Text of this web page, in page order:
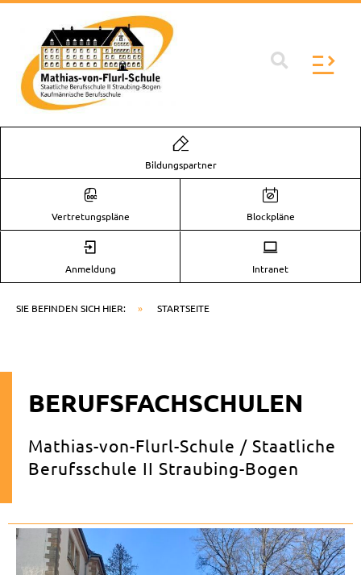
Zum
springen
Bildungspartner
Vertretungspläne Blockpläne
Anmeldung Intranet
SIE BEFINDEN SICH HIER: » STARTSEITE
BERUFSFACHSCHULEN
Mathias-von-Flurl-Schule / Staatliche
Berufsschule II Straubing-Bogen